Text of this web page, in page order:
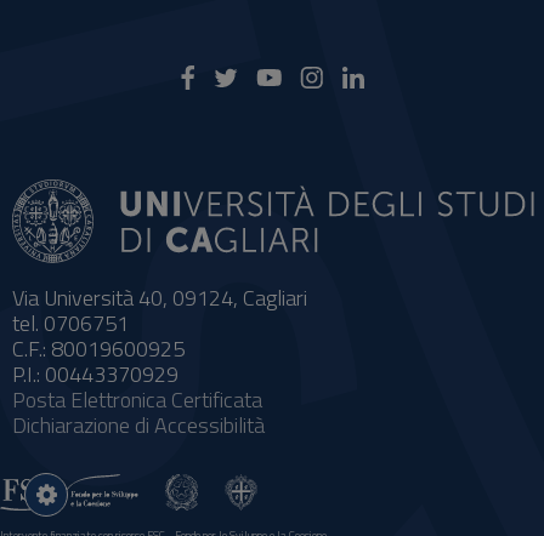
Via Università 40, 09124, Cagliari
tel. 0706751
C.F.: 80019600925
P.I.: 00443370929
Posta Elettronica Certificata
Dichiarazione di Accessibilità
Impostazioni
cookie